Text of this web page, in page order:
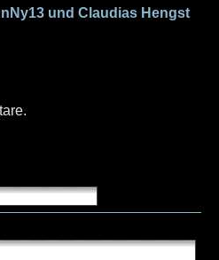
und Claudias Hengst